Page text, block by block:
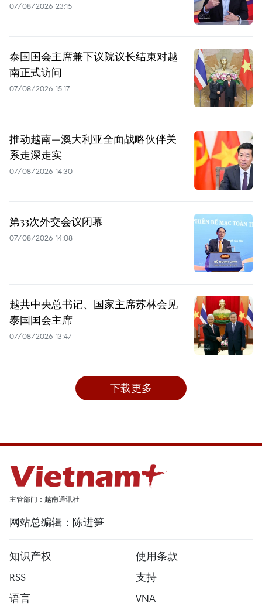
07/08/2026 23:15
泰国国会主席兼下议院议长结束对越
南正式访问
07/08/2026 15:17
推动越南—澳大利亚全面战略伙伴关
系走深走实
07/08/2026 14:30
第33次外交会议闭幕
07/08/2026 14:08
越共中央总书记、国家主席苏林会见
泰国国会主席
07/08/2026 13:47
下载更多
主管部门：越南通讯社
网站总编辑：陈进笋
知识产权
使用条款
RSS
支持
语言
VNA